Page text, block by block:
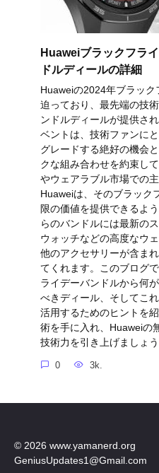
Huaweiブラックフラ
ドルディールの詳細
Huaweiの2024年ブラッ
迫っており、最先端の技
ンドルディールが提供さ
ベントは、技術ファンに
グレードする絶好の機会
クな組み合わせを約束し
やウェアラブル市場での
Huaweiは、そのブラック
限の価値を提供できるよ
らのバンドルには最新の
ウォッチなどの高度なウ
他のアクセサリーが含ま
てくれます。このブログ
ライデーバンドルから何
べきディール、そしてこ
活用するためのヒントを
術を手に入れ、Huaweiの
技術力を引き上げましょう
0 3k.
© 2026 www.yamanerd.org
GeniusUpdates1@Gmail.com